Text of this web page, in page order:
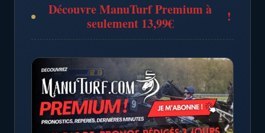
Découvre ManuTurf Premium à
seulement 13,99€
!